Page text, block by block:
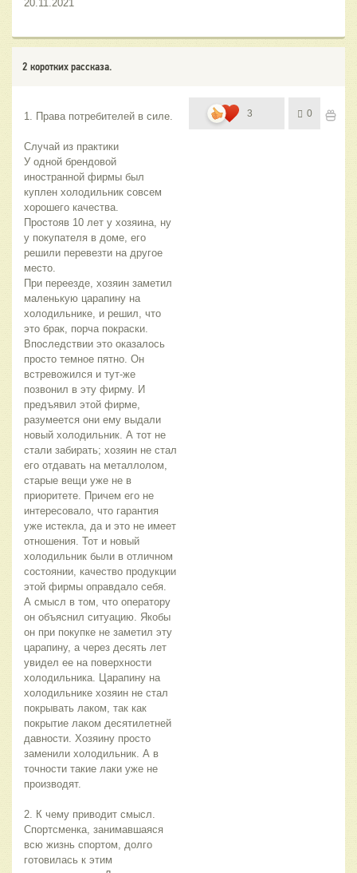
20.11.2021
2 коротких рассказа.
1. Права потребителей в силе.
Случай из практики
У одной брендовой
иностранной фирмы был
куплен холодильник совсем
хорошего качества.
Простояв 10 лет у хозяина, ну
у покупателя в доме, его
решили перевезти на другое
место.
При переезде, хозяин заметил
маленькую царапину на
холодильнике, и решил, что
это брак, порча покраски.
Впоследствии это оказалось
просто темное пятно. Он
встревожился и тут-же
позвонил в эту фирму. И
предъявил этой фирме,
разумеется они ему выдали
новый холодильник. А тот не
стали забирать; хозяин не стал
его отдавать на металлолом,
старые вещи уже не в
приоритете. Причем его не
интересовало, что гарантия
уже истекла, да и это не имеет
отношения. Тот и новый
холодильник были в отличном
состоянии, качество продукции
этой фирмы оправдало себя.
А смысл в том, что оператору
он объяснил ситуацию. Якобы
он при покупке не заметил эту
царапину, а через десять лет
увидел ее на поверхности
холодильника. Царапину на
холодильнике хозяин не стал
покрывать лаком, так как
покрытие лаком десятилетней
давности. Хозяину просто
заменили холодильник. А в
точности такие лаки уже не
производят.
2. К чему приводит смысл.
Спортсменка, занимавшаяся
всю жизнь спортом, долго
готовилась к этим
3 0